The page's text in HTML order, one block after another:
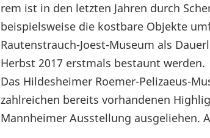
rem ist in den letzten Jahren durch
beispielsweise die kostbare Objekte
Rautenstrauch-Joest-Museum als
Herbst 2017 erstmals bestaunt werden.
Das Hildesheimer Roemer-Pelizaeus-
zahlreichen bereits vorhandenen
Mannheimer Ausstellung ausgeliehen.